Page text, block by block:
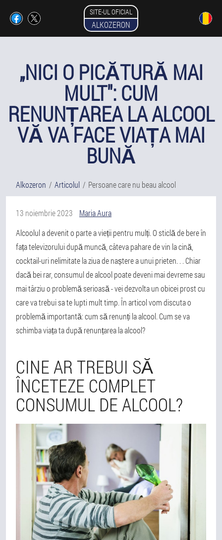
SITE-UL OFICIAL
ALKOZERON
„NICI O PICĂTURĂ MAI
MULT": CUM
RENUNȚAREA LA ALCOOL
VĂ VA FACE VIAȚA MAI
BUNĂ
Alkozeron Articolul Persoane care nu beau alcool
13 noiembrie 2023
Maria Aura
Alcoolul a devenit o parte a vieții pentru mulți. O sticlă de bere în
fața televizorului după muncă, câteva pahare de vin la cină,
cocktail-uri nelimitate la ziua de naștere a unui prieten. . . Chiar
dacă bei rar, consumul de alcool poate deveni mai devreme sau
mai târziu o problemă serioasă - vei dezvolta un obicei prost cu
care va trebui sa te lupti mult timp. În articol vom discuta o
problemă importantă: cum să renunți la alcool. Cum se va
schimba viața ta după renunțarea la alcool?
CINE AR TREBUI SĂ
ÎNCETEZE COMPLET
CONSUMUL DE ALCOOL?